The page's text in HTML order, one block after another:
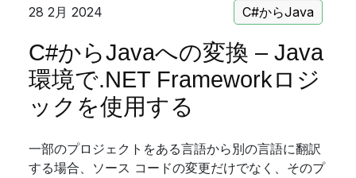
28 2月 2024 C#からJava
C#からJavaへの変換 – Java
環境で.NET Frameworkロジ
ックを使用する
一部のプロジェクトをある言語から別の言語に翻訳
する場合、ソース コードの変更だけでなく、そのプ